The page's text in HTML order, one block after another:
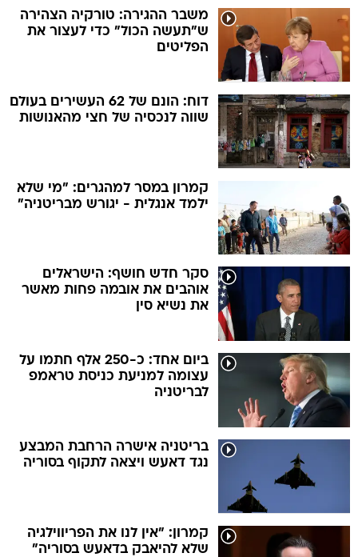
משבר ההגירה: טורקיה הצהירה
ש"תעשה הכול" כדי לעצור את
הפליטים
דוח: הונם של 62 העשירים בעולם
שווה לנכסיה של חצי מהאנושות
קמרון במסר למהגרים: "מי שלא
ילמד אנגלית - יגורש מבריטניה"
סקר חדש חושף: הישראלים
אוהבים את אובמה פחות מאשר
את נשיא סין
ביום אחד: כ-250 אלף חתמו על
עצומה למניעת כניסת טראמפ
לבריטניה
בריטניה אישרה הרחבת המבצע
נגד דאעש ויצאה לתקוף בסוריה
קמרון: "אין לנו את הפריווילגיה
שלא להיאבק בדאעש בסוריה"